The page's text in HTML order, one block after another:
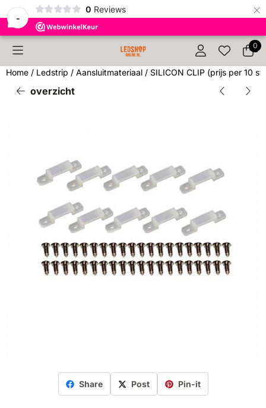
-
0 Reviews ×
Cookievoorkeuren zijn beschikbaar. Kies instellingen of 0
Home / Ledstrip / Aansluitmateriaal / SILICON CLIP (prijs per 10
overzicht
Share Post Pin-it